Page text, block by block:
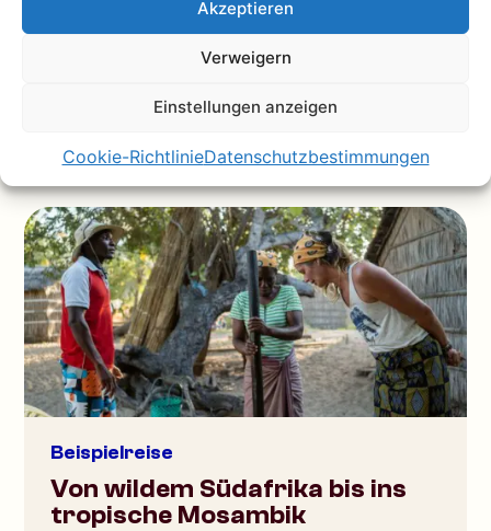
Akzeptieren
Verweigern
Einstellungen anzeigen
Cookie-RichtlinieDatenschutzbestimmungen
Beispielreise
Von wildem Südafrika bis ins
tropische Mosambik